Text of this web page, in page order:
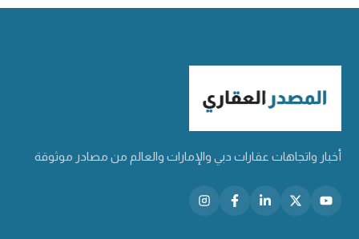
أخبار واتجاهات عقارات دبي والإمارات والعالم من مصادر موثوقة